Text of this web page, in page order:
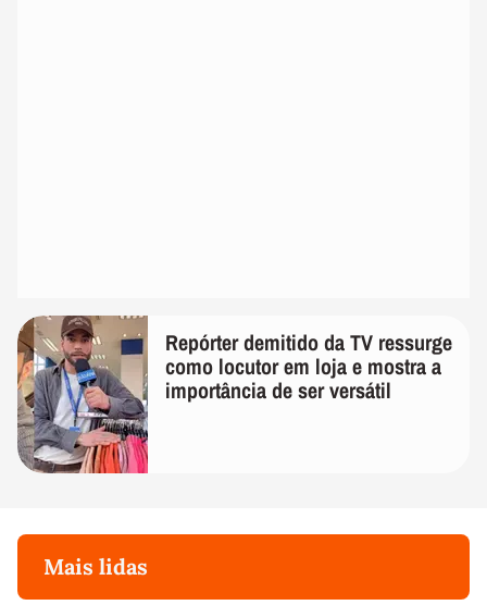
Repórter demitido da TV ressurge
como locutor em loja e mostra a
importância de ser versátil
Mais lidas